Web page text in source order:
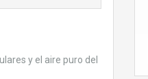
y el aire puro del